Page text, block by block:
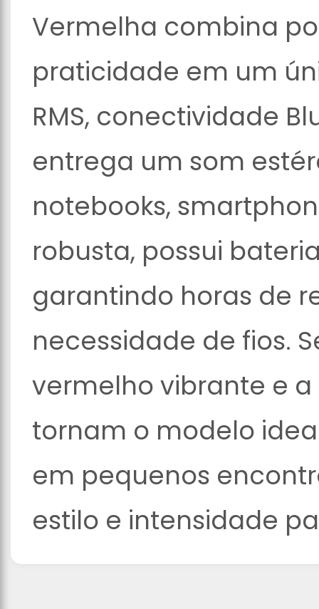
Vermelha combina
praticidade em um
RMS, conectividade
entrega um som
notebooks,
robusta, possui
garantindo horas de
necessidade de fios.
vermelho vibrante e
tornam o modelo
em pequenos
estilo e intensidade